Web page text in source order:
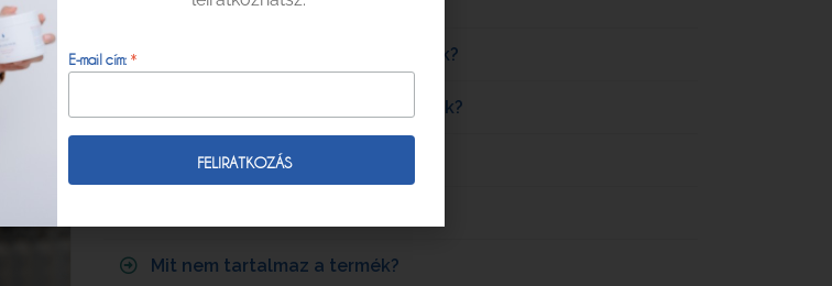
Milyen fejbőr problémákra ajánljuk?
Milyen arcbőr problémákra ajánljuk?
Milyen hajproblémákra ajánljuk?
Mit nem tartalmaz a termék?
E-mail cím: *